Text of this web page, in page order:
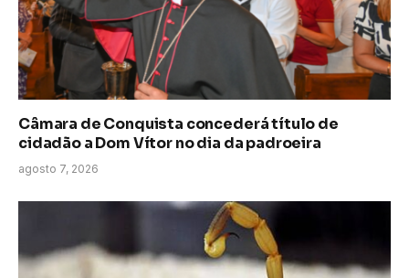
Câmara de Conquista concederá título de
cidadão a Dom Vítor no dia da padroeira
agosto 7, 2026